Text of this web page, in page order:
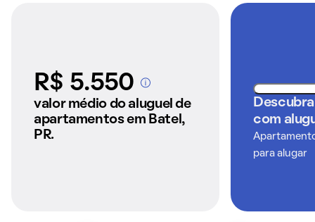
R$ 5.550A partir dos imóveis
anunciados pelo
QuintoAndar
valor médio do aluguel de
apartamentos em Batel,
PR.
com
para alugar